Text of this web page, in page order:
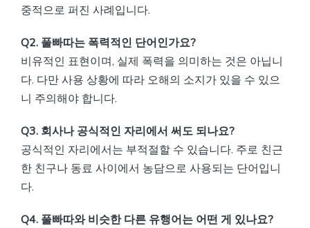
중적으로 퍼진 사례입니다.
Q2. 풀빠따는 폭력적인 단어인가요?
비유적인 표현이며, 실제 폭력을 의미하는 것은 아닙니
다. 다만 사용 상황에 따라 오해의 소지가 있을 수 있으
니 주의해야 합니다.
Q3. 회사나 공식적인 자리에서 써도 되나요?
공식적인 자리에서는 부적절할 수 있습니다. 주로 친근
한 친구나 동료 사이에서 농담으로 사용되는 단어입니
다.
Q4. 풀빠따와 비슷한 다른 유행어는 어떤 게 있나요?